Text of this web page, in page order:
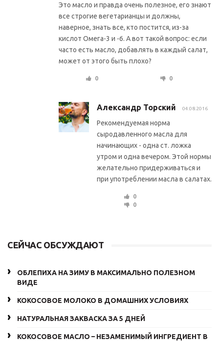
Это масло и правда очень полезное, его знают
все строгие вегетарианцы и должны,
наверное, знать все, кто постится, из-за
кислот Омега-3 и -6. А вот такой вопрос: если
часто есть масло, добавлять в каждый салат,
может от этого быть плохо?
0 0
Александр Торский 04.08.2016
Рекомендуемая норма
сыродавленного масла для
начинающих - одна ст. ложка
утром и одна вечером. Этой нормы
желательно придерживаться и
при употреблении масла в салатах.
0
0
СЕЙЧАС ОБСУЖДАЮТ
ОБЛЕПИХА НА ЗИМУ В МАКСИМАЛЬНО ПОЛЕЗНОМ
ВИДЕ
КОКОСОВОЕ МОЛОКО В ДОМАШНИХ УСЛОВИЯХ
НАТУРАЛЬНАЯ ЗАКВАСКА ЗА 5 ДНЕЙ
КОКОСОВОЕ МАСЛО – НЕЗАМЕНИМЫЙ ИНГРЕДИЕНТ В